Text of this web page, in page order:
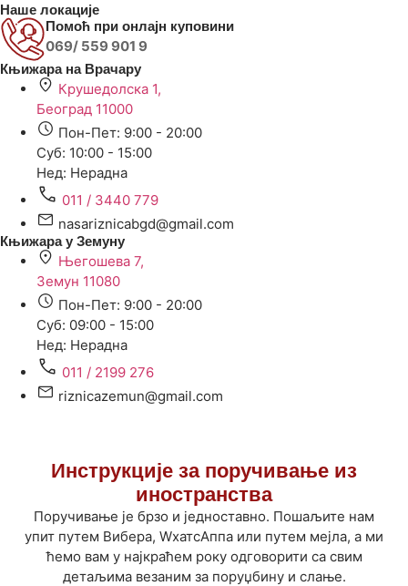
Наше локације
Помоћ при онлајн куповини
069/ 559 901 9
Књижара на Врачару
Крушедолска 1,
Београд 11000
Пон-Пет: 9:00 - 20:00
Суб: 10:00 - 15:00
Нед: Нерадна
011 / 3440 779
nasariznicabgd@gmail.com
Књижара у Земуну
Његошева 7,
Земун 11080
Пон-Пет: 9:00 - 20:00
Суб: 09:00 - 15:00
Нед: Нерадна
011 / 2199 276
riznicazemun@gmail.com
Инструкције за поручивање из
иностранства
Поручивање је брзо и једноставно. Пошаљите нам
упит путем Вибера, WхатсАппа или путем мејла, а ми
ћемо вам у најкраћем року одговорити са свим
детаљима везаним за поруџбину и слање.